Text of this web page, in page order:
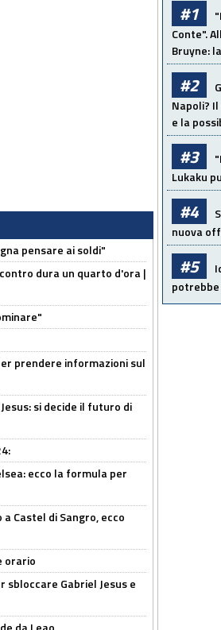
pensare ai soldi"
dura un quarto d'ora |
prendere informazioni sul
si decide il futuro di
ecco la formula per
Castel di Sangro, ecco
orario
sbloccare Gabriel Jesus e
#1
Conte".
Bruyne:
#2
Napoli?
e la
#3
Lukaku
#4
nuova
#5